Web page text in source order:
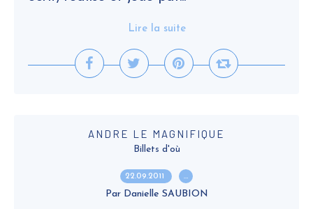
Lire la suite
ANDRE LE MAGNIFIQUE
Billets d'où
22.09.2011 …
Par Danielle SAUBION